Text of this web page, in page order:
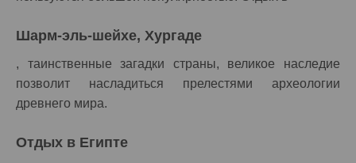
Шарм-эль-шейхе, Хургаде
, таинственные загадки страны, великое наследие
позволит насладиться прелестями археологии
древнего мира.
Отдых в Египте